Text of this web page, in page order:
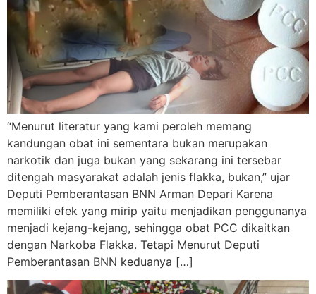
“Menurut literatur yang kami peroleh memang
kandungan obat ini sementara bukan merupakan
narkotik dan juga bukan yang sekarang ini tersebar
ditengah masyarakat adalah jenis flakka, bukan,” ujar
Deputi Pemberantasan BNN Arman Depari Karena
memiliki efek yang mirip yaitu menjadikan penggunanya
menjadi kejang-kejang, sehingga obat PCC dikaitkan
dengan Narkoba Flakka. Tetapi Menurut Deputi
Pemberantasan BNN keduanya […]